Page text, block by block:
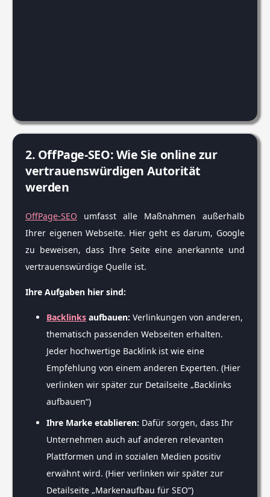
2. OffPage-SEO: Wie Sie online zur
vertrauenswürdigen Autorität
werden
OffPage-SEO umfasst alle Maßnahmen außerhalb
Ihrer eigenen Webseite. Hier geht es darum, Google
zu beweisen, dass Ihre Seite eine anerkannte und
vertrauenswürdige Quelle ist.
Ihre Aufgaben hier sind:
Backlinks aufbauen: Verlinkungen von anderen,
thematisch passenden Webseiten erhalten.
Jeder hochwertige Backlink ist wie eine
Empfehlung von einem anderen Experten. (Hier
verlinken wir später zur Detailseite „Backlinks
aufbauen“)
Ihre Marke etablieren: Dafür sorgen, dass Ihr
Unternehmen auch auf anderen relevanten
Plattformen und in sozialen Medien positiv
erwähnt wird. (Hier verlinken wir später zur
Detailseite „Markenaufbau für SEO“)